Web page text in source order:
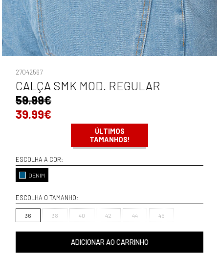
27042567
CALÇA SMK MOD. REGULAR
59.99€
39.99€
ÚLTIMOS
TAMANHOS!
ESCOLHA A COR:
DENIM
ESCOLHA O TAMANHO:
36 38 40 42 44 46
ADICIONAR AO CARRINHO